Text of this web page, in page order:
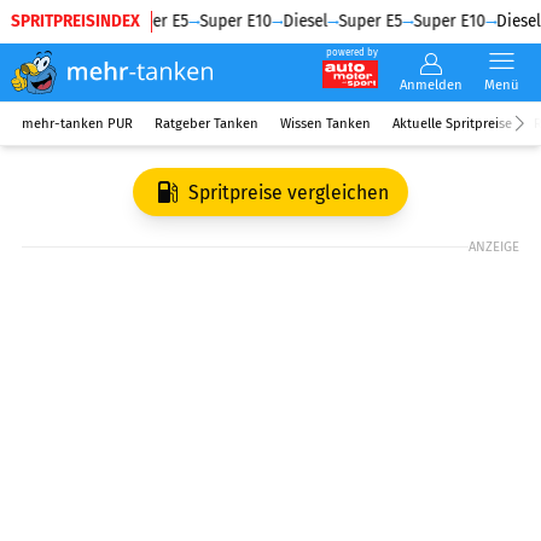
SPRITPREISINDEX
Diesel Super E5 Super E10 Diesel Super E5 Super E10 Diesel
powered by
Anmelden Menü
mehr-tanken PUR Ratgeber Tanken Wissen Tanken Aktuelle Spritpreise
Spritpreise vergleichen
ANZEIGE